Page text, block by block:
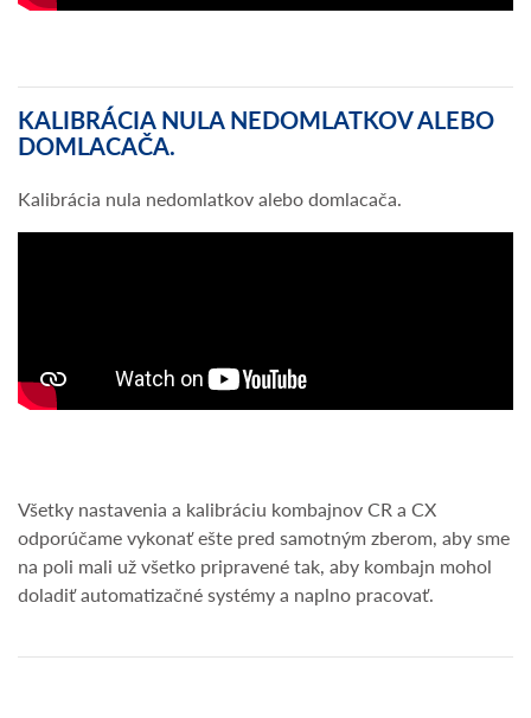
KALIBRÁCIA NULA NEDOMLATKOV ALEBO
DOMLACAČA.
Kalibrácia nula nedomlatkov alebo domlacača.
Všetky nastavenia a kalibráciu kombajnov CR a CX
odporúčame vykonať ešte pred samotným zberom, aby sme
na poli mali už všetko pripravené tak, aby kombajn mohol
doladiť automatizačné systémy a naplno pracovať.